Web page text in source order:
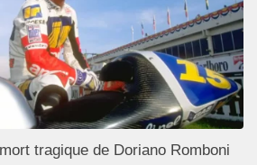
tragique de Doriano Romboni